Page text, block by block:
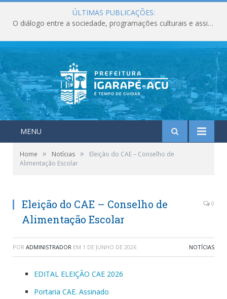
ÚLTIMAS PUBLICAÇÕES:
O diálogo entre a sociedade, programações culturais e assistência social deixam marcos importantes para o município em junho.
MENU
Home » Notícias »
Eleição do CAE – Conselho de
Alimentação Escolar
Eleição do CAE – Conselho de
Alimentação Escolar
0
POR ADMINISTRADOR EM 1 DE JUNHO DE 2026 NOTÍCIAS
EDITAL ELEIÇÃO CAE 2026
Portaria CAE. Assinado